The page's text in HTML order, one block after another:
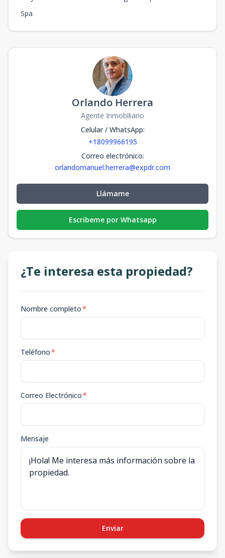
Spa
Orlando Herrera
Agente Inmobiliario
Celular / WhatsApp:
+18099966195
Correo electrónico:
orlandomanuel.herrera@expdr.com
Llámame
Escribeme por Whatsapp
¿Te interesa esta propiedad?
Nombre completo*
Teléfono*
Correo Electrónico*
Mensaje
Enviar